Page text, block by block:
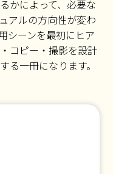
かによって、必要な
アルの方向性が変わ
シーンを最初にヒア
コピー・撮影を設計
る一冊になります。